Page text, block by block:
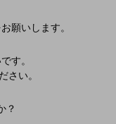
願いします。
す。
さい。
？